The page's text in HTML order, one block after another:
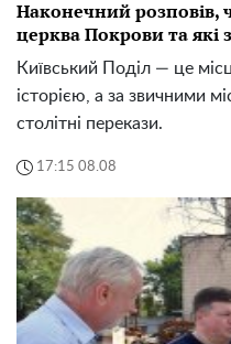
Наконечний розповів,
церква Покрови та які
Київський Поділ — це
історією, а за звичними
столітні перекази.
17:15 08.08